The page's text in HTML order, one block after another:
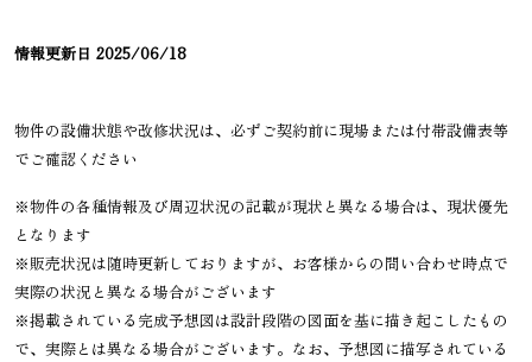
情報更新日 2025/06/18
物件の設備状態や改修状況は、必ずご契約前に現場または付帯設備表等
でご確認ください
※物件の各種情報及び周辺状況の記載が現状と異なる場合は、現状優先
となります
※販売状況は随時更新しておりますが、お客様からの問い合わせ時点で
実際の状況と異なる場合がございます
※掲載されている完成予想図は設計段階の図面を基に描き起こしたもの
で、実際とは異なる場合がございます。なお、予想図に描写されている